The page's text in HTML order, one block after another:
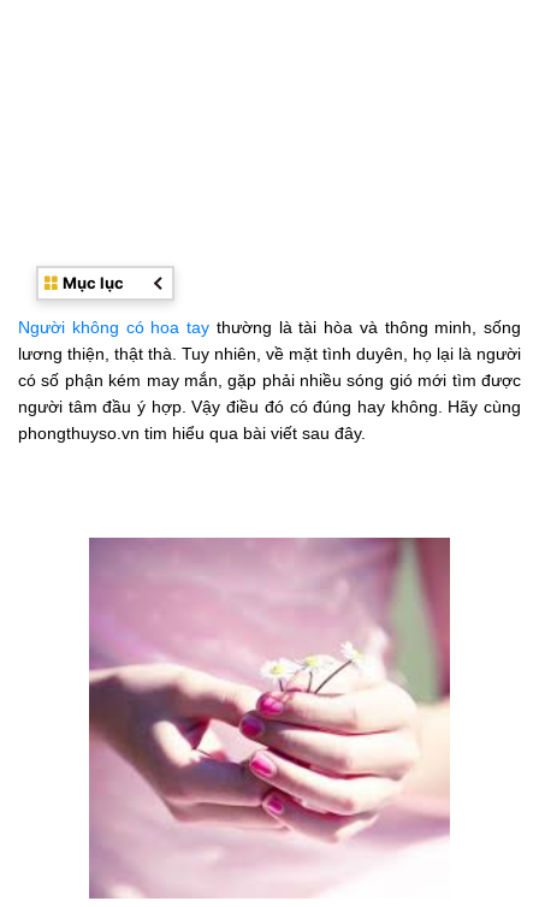
Mục lục
Người không có hoa tay thường là tài hòa và thông minh, sống
lương thiện, thật thà. Tuy nhiên, về mặt tình duyên, họ lại là người
có số phận kém may mắn, gặp phải nhiều sóng gió mới tìm được
người tâm đầu ý hợp. Vậy điều đó có đúng hay không. Hãy cùng
phongthuyso.vn tim hiểu qua bài viết sau đây.